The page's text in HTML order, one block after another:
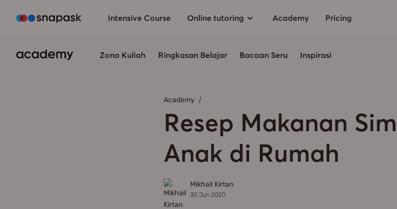
Intensive Course Online tutoring Academy Pricing
Zona Kuliah
Info Penting
Jurusan Kuliah
Bekal Kuliah
Cerita Tutor
Ringkasan Belajar
Fisika
Ekonomi
Sosiologi
Bacaan Seru
Pengembangan Diri
Lifestyle
Orangtua
Inspirasi
Tips Belajar
Inspiratif
Cerita Snapeer
Academy
Resep Makanan
Anak di Rumah
Mikhail Kirtan
30 Jun 2020